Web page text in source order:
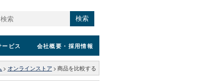
検索
ビス 会社概要 ・採用情報
> オンラインストア > 商品を比較する